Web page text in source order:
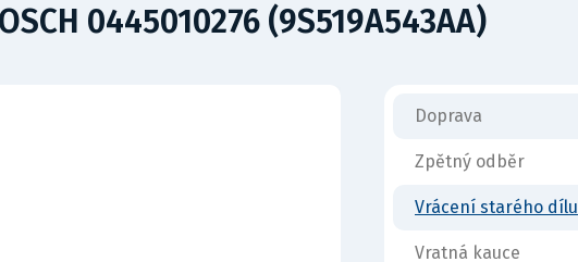
0445010276 (9S519A543AA)
Doprava
Zpětný odběr
Vrácení starého dílu
Vratná kauce